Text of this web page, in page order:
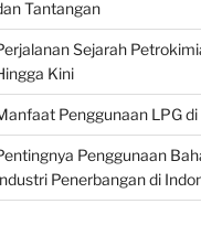
Tantangan
Sejarah
Kini
Penggunaan LPG di
Penggunaan
Penerbangan di